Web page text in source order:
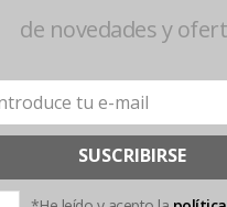
de novedades y
SUSCRIBIRSE